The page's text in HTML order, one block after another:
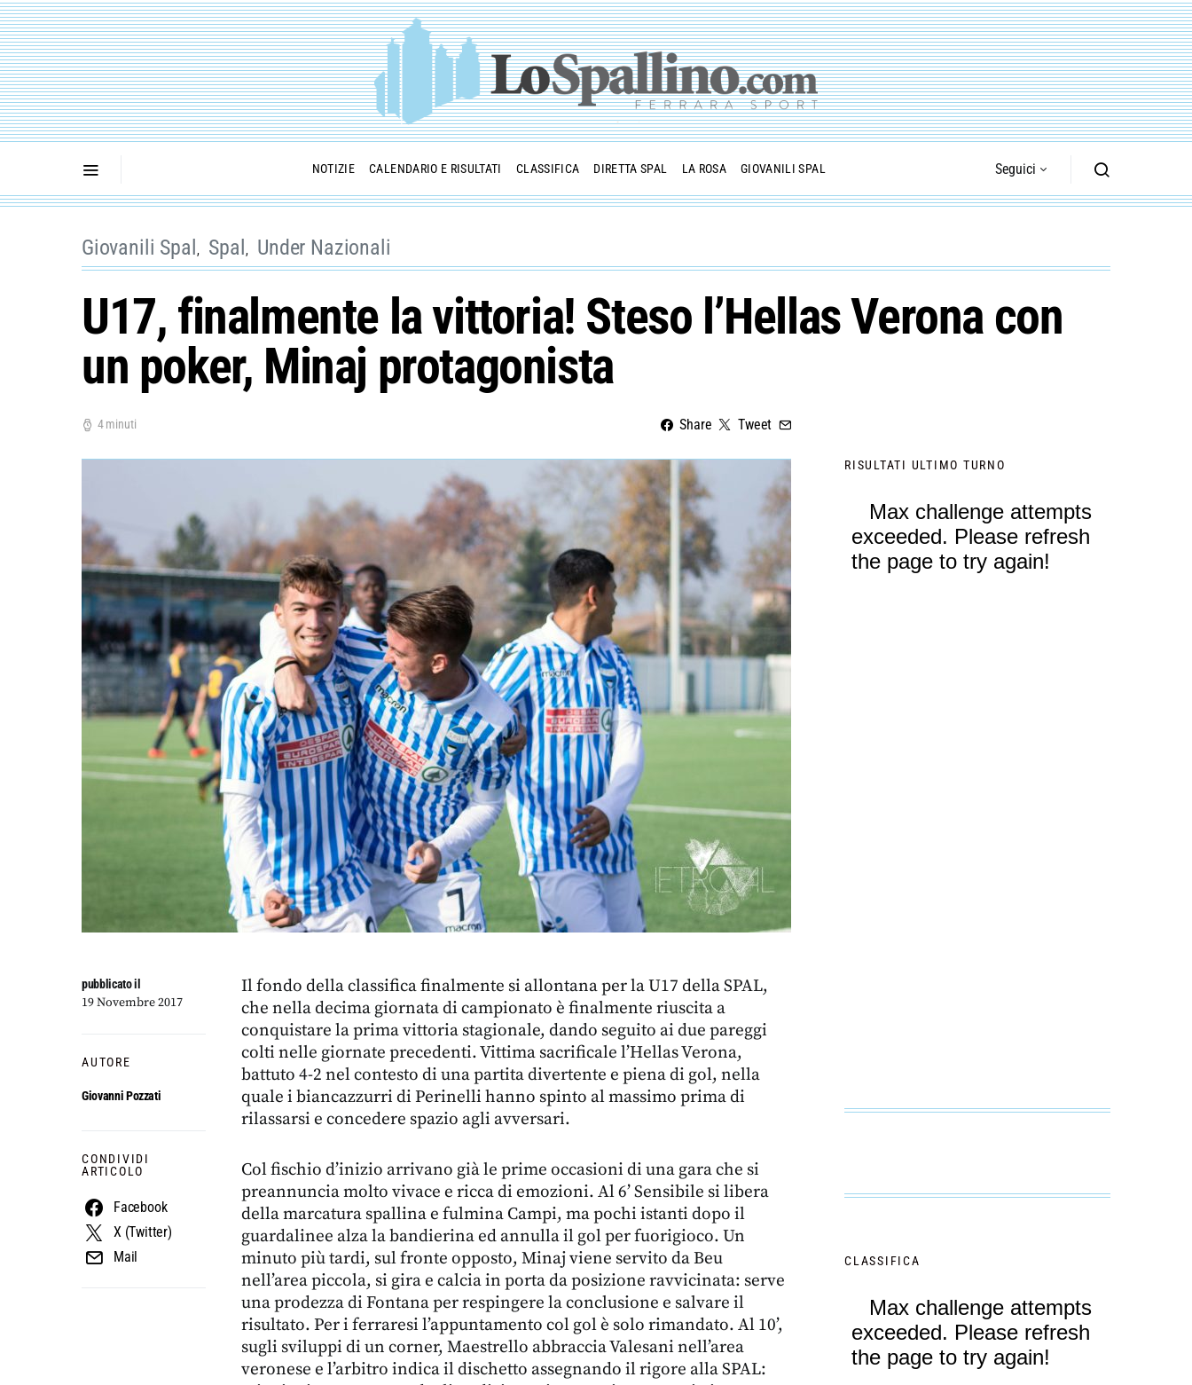
NOTIZIE CALENDARIO E RISULTATI CLASSIFICA DIRETTA SPAL LA ROSA GIOVANILI SPAL Seguici
Giovanili Spal Spal Under Nazionali
U17, finalmente la vittoria! Steso l’Hellas Verona con
un poker, Minaj protagonista
4 minuti Share Tweet
pubblicato il
19 Novembre 2017
AUTORE
Giovanni Pozzati
CONDIVIDI
ARTICOLO
Facebook
X (Twitter)
Mail
Il fondo della classifica finalmente si allontana per la U17 della SPAL,
che nella decima giornata di campionato è finalmente riuscita a
conquistare la prima vittoria stagionale, dando seguito ai due pareggi
colti nelle giornate precedenti. Vittima sacrificale l’Hellas Verona,
battuto 4-2 nel contesto di una partita divertente e piena di gol, nella
quale i biancazzurri di Perinelli hanno spinto al massimo prima di
rilassarsi e concedere spazio agli avversari.
Col fischio d’inizio arrivano già le prime occasioni di una gara che si
preannuncia molto vivace e ricca di emozioni. Al 6’ Sensibile si libera
della marcatura spallina e fulmina Campi, ma pochi istanti dopo il
guardalinee alza la bandierina ed annulla il gol per fuorigioco. Un
minuto più tardi, sul fronte opposto, Minaj viene servito da Beu
nell’area piccola, si gira e calcia in porta da posizione ravvicinata: serve
una prodezza di Fontana per respingere la conclusione e salvare il
risultato. Per i ferraresi l’appuntamento col gol è solo rimandato. Al 10’,
sugli sviluppi di un corner, Maestrello abbraccia Valesani nell’area
veronese e l’arbitro indica il dischetto assegnando il rigore alla SPAL:
RISULTATI ULTIMO TURNO
CLASSIFICA